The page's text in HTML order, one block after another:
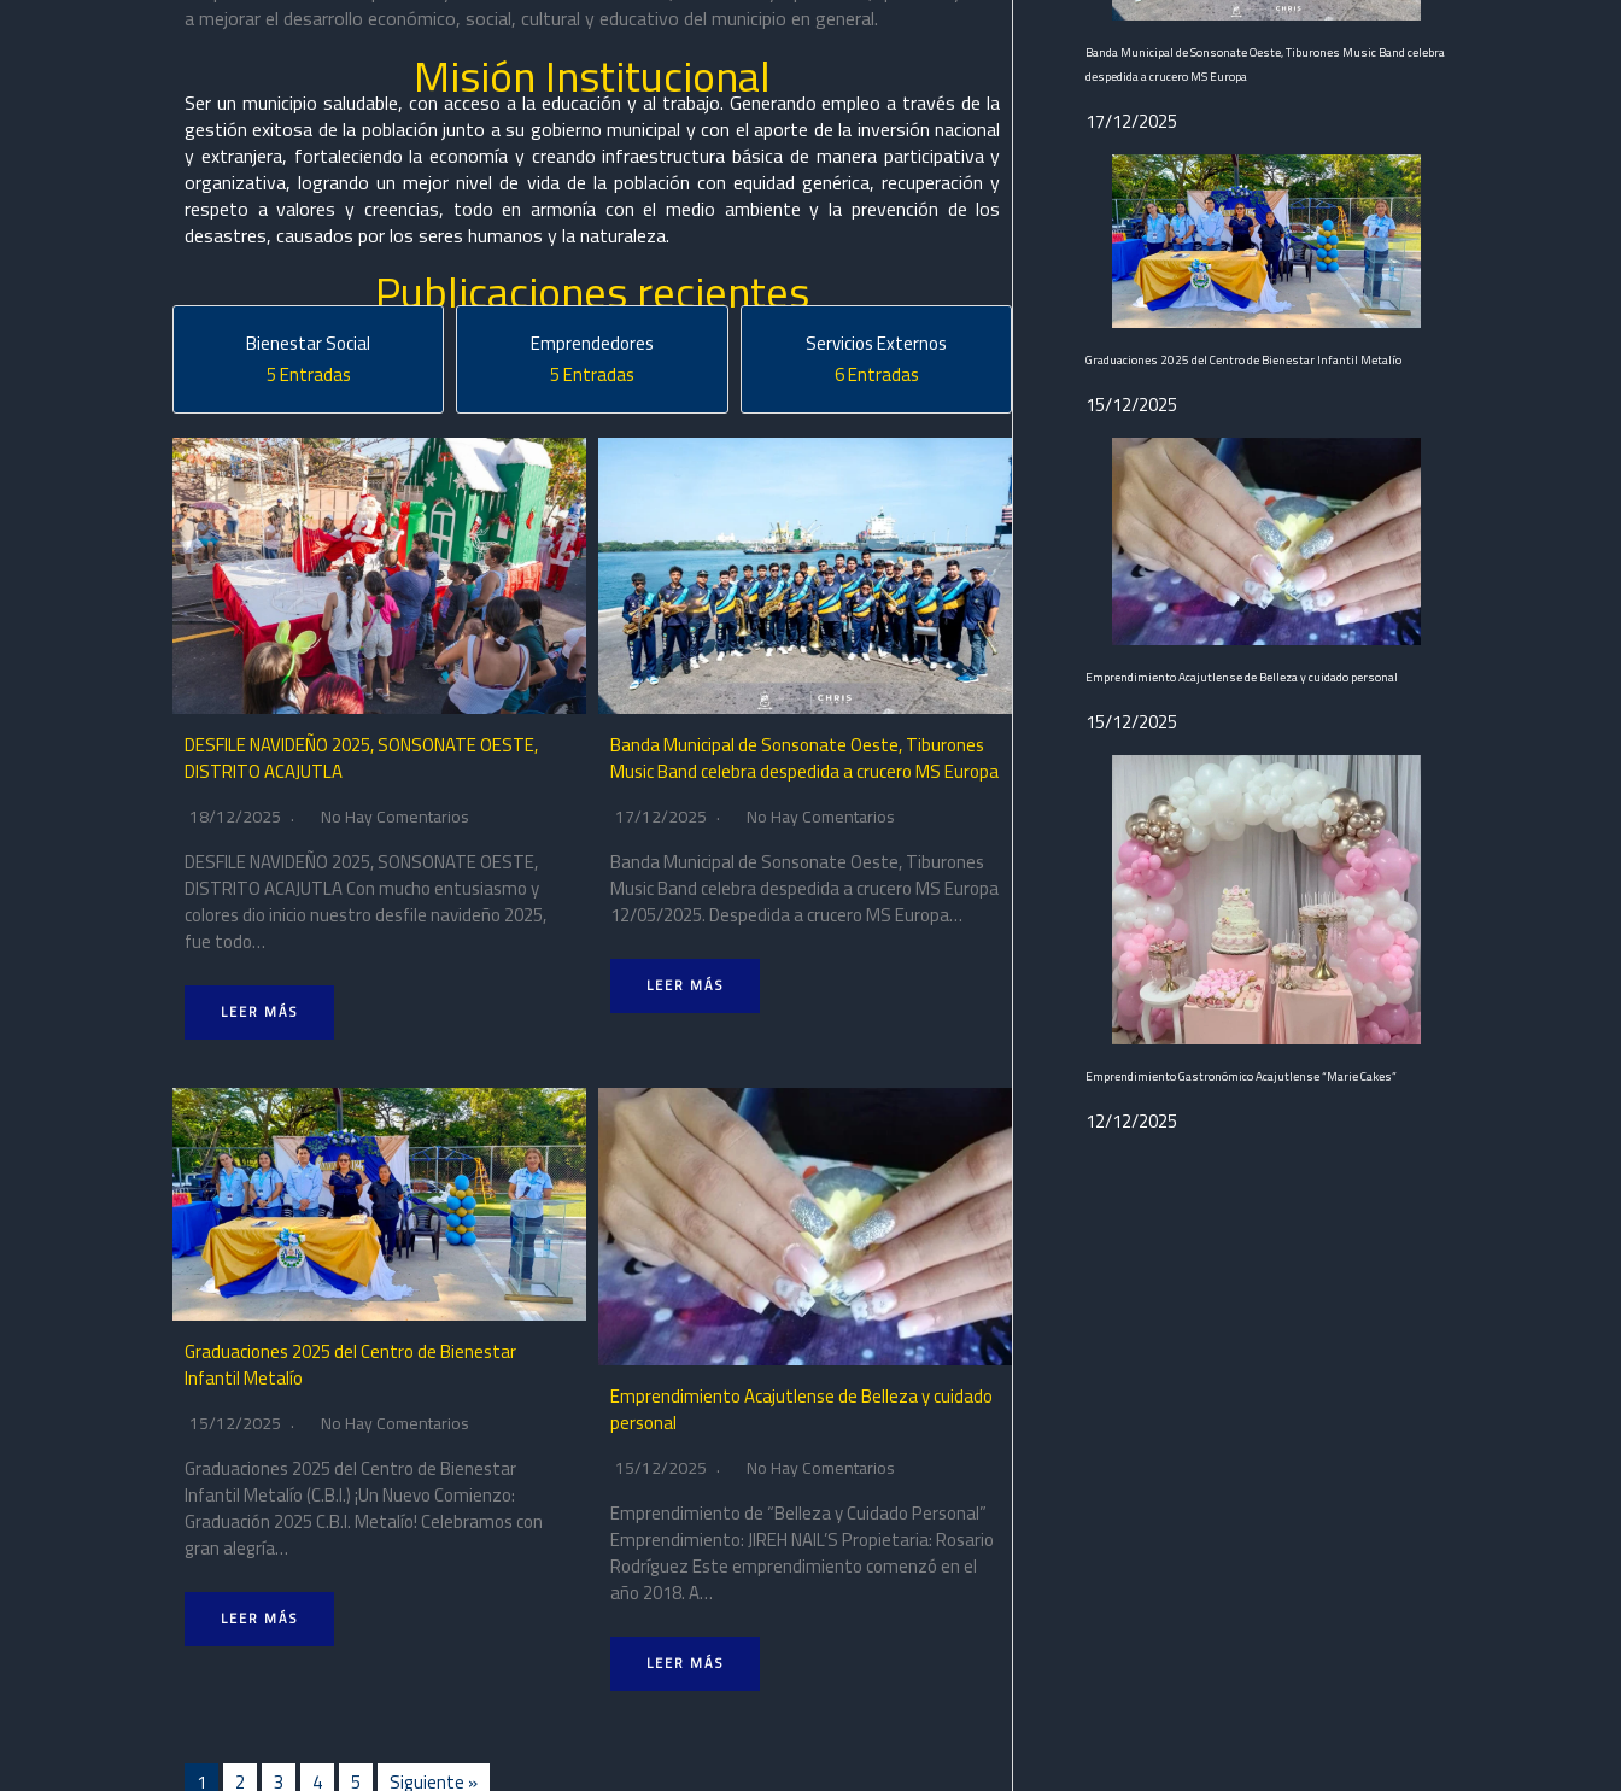
a mejorar el desarrollo económico, social, cultural y educativo del municipio en general.
Misión Institucional
Ser un municipio saludable, con acceso a la educación y al trabajo. Generando empleo a través de la
gestión exitosa de la población junto a su gobierno municipal y con el aporte de la inversión nacional
y extranjera, fortaleciendo la economía y creando infraestructura básica de manera participativa y
organizativa, logrando un mejor nivel de vida de la población con equidad genérica, recuperación y
respeto a valores y creencias, todo en armonía con el medio ambiente y la prevención de los
desastres, causados por los seres humanos y la naturaleza.
Publicaciones recientes
Bienestar Social
5 Entradas
Emprendedores
5 Entradas
Servicios Externos
6 Entradas
DESFILE NAVIDEÑO 2025, SONSONATE OESTE,
DISTRITO ACAJUTLA
18/12/2025 No Hay Comentarios
DESFILE NAVIDEÑO 2025, SONSONATE OESTE,
DISTRITO ACAJUTLA Con mucho entusiasmo y
colores dio inicio nuestro desfile navideño 2025,
fue todo…
LEER MÁS
Banda Municipal de Sonsonate Oeste, Tiburones
Music Band celebra despedida a crucero MS Europa
17/12/2025 No Hay Comentarios
Banda Municipal de Sonsonate Oeste, Tiburones
Music Band celebra despedida a crucero MS Europa
12/05/2025. Despedida a crucero MS Europa…
LEER MÁS
Graduaciones 2025 del Centro de Bienestar
Infantil Metalío
15/12/2025 No Hay Comentarios
Graduaciones 2025 del Centro de Bienestar
Infantil Metalío (C.B.I.) ¡Un Nuevo Comienzo:
Graduación 2025 C.B.I. Metalío! Celebramos con
gran alegría…
LEER MÁS
Emprendimiento Acajutlense de Belleza y cuidado
personal
15/12/2025 No Hay Comentarios
Emprendimiento de “Belleza y Cuidado Personal”
Emprendimiento: JIREH NAIL’S Propietaria: Rosario
Rodríguez Este emprendimiento comenzó en el
año 2018. A…
LEER MÁS
1 2 3 4 5 Siguiente »
Banda Municipal de Sonsonate Oeste, Tiburones Music Band celebra
despedida a crucero MS Europa
17/12/2025
Graduaciones 2025 del Centro de Bienestar Infantil Metalío
15/12/2025
Emprendimiento Acajutlense de Belleza y cuidado personal
15/12/2025
Emprendimiento Gastronómico Acajutlense “Marie Cakes”
12/12/2025